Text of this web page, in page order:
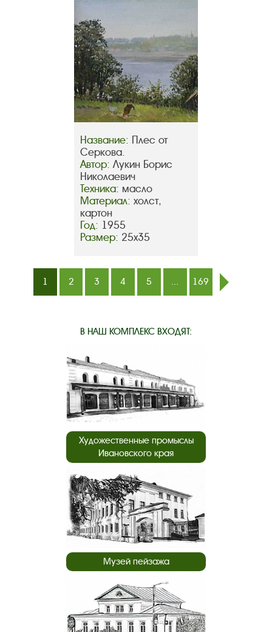
Название: Плес от
Серкова.
Автор: Лукин Борис
Николаевич
Техника: масло
Материал: холст,
картон
Год: 1955
Размер: 25х35
1 2 3 4 5 ...
169
В НАШ КОМПЛЕКС ВХОДЯТ:
Художественные промыслы
Ивановского края
Музей пейзажа